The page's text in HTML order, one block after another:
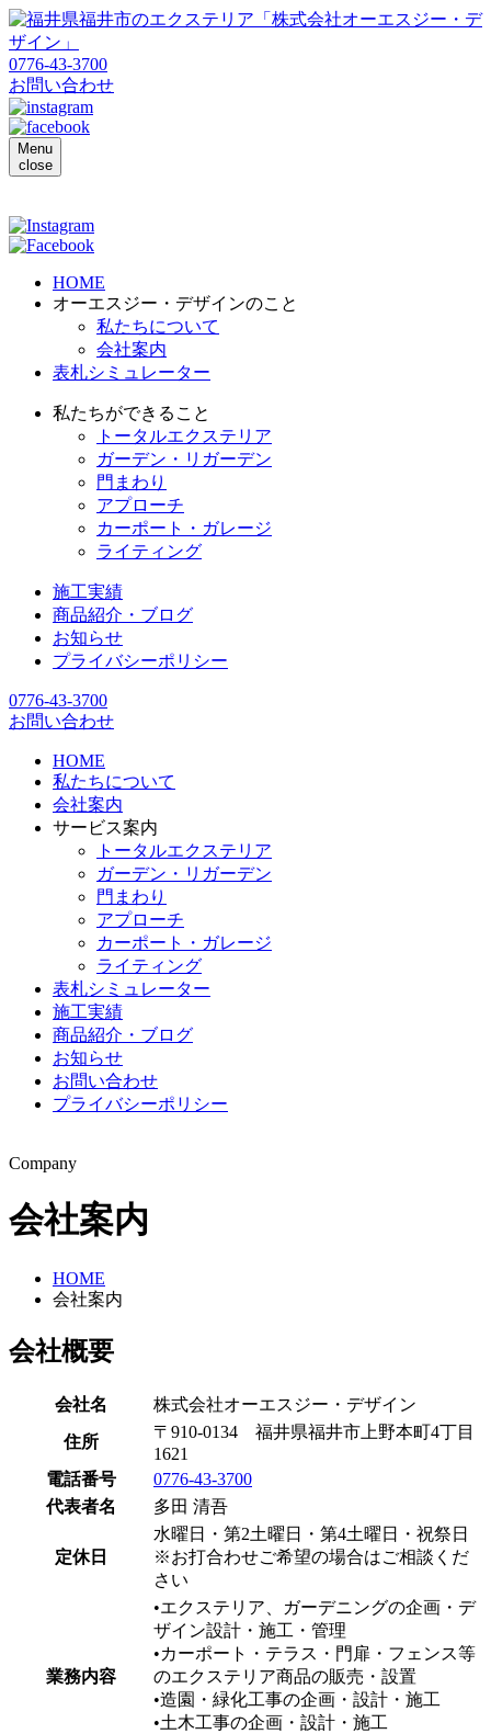
0776-43-3700
お問い合わせ
Menu
close
HOME
オーエスジー・デザインのこと
私たちについて
会社案内
表札シミュレーター
私たちができること
トータルエクステリア
ガーデン・リガーデン
門まわり
アプローチ
カーポート・ガレージ
ライティング
施工実績
商品紹介・ブログ
お知らせ
プライバシーポリシー
0776-43-3700
お問い合わせ
HOME
私たちについて
会社案内
サービス案内
トータルエクステリア
ガーデン・リガーデン
門まわり
アプローチ
カーポート・ガレージ
ライティング
表札シミュレーター
施工実績
商品紹介・ブログ
お知らせ
お問い合わせ
プライバシーポリシー
Company
会社案内
HOME
会社案内
会社概要
会社名
株式会社オーエスジー・デザイン
住所
〒910-0134 福井県福井市上野本町4丁目
1621
電話番号
0776-43-3700
代表者名
多田 清吾
定休日
水曜日・第2土曜日・第4土曜日・祝祭日
※お打合わせご希望の場合はご相談くだ
さい
業務内容
•エクステリア、ガーデニングの企画・デ
ザイン設計・施工・管理
•カーポート・テラス・門扉・フェンス等
のエクステリア商品の販売・設置
•造園・緑化工事の企画・設計・施工
•土木工事の企画・設計・施工